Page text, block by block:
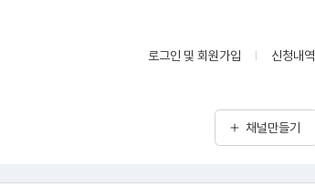
로그인 및 회원가입 신청내역
채널만들기